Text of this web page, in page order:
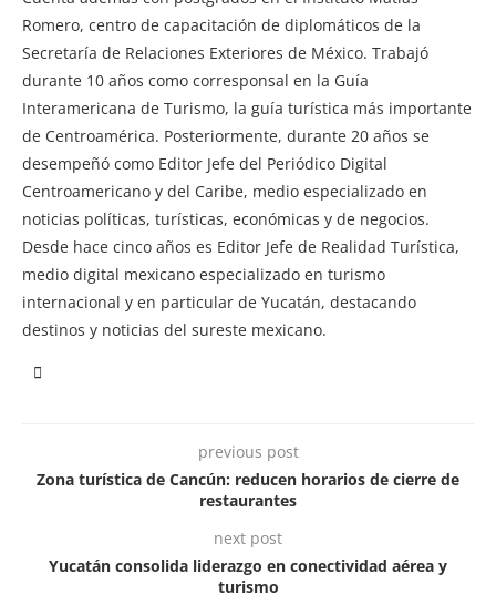
Romero, centro de capacitación de diplomáticos de la
Secretaría de Relaciones Exteriores de México. Trabajó
durante 10 años como corresponsal en la Guía
Interamericana de Turismo, la guía turística más importante
de Centroamérica. Posteriormente, durante 20 años se
desempeñó como Editor Jefe del Periódico Digital
Centroamericano y del Caribe, medio especializado en
noticias políticas, turísticas, económicas y de negocios.
Desde hace cinco años es Editor Jefe de Realidad Turística,
medio digital mexicano especializado en turismo
internacional y en particular de Yucatán, destacando
destinos y noticias del sureste mexicano.
previous post
Zona turística de Cancún: reducen horarios de cierre de
restaurantes
next post
Yucatán consolida liderazgo en conectividad aérea y
turismo